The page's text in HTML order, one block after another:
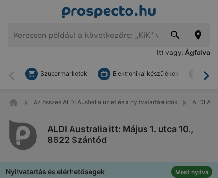
Itt vagy: Ágfalva
Vissza
Szupermarketek Elektronikai készülékek
Az összes ALDI Australia üzlet és a nyitvatartási idők ALDI
ALDI Australia itt: Május 1. utca 10.,
8622 Szántód
Nyitvatartás és elérhetőségek Most nyitva